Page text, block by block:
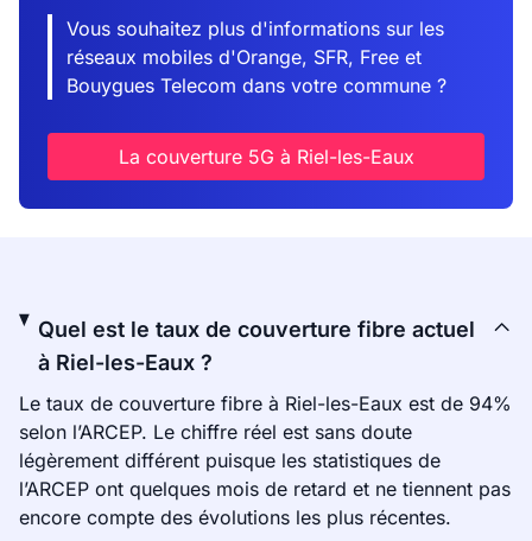
Vous souhaitez plus d'informations sur les
réseaux mobiles d'Orange, SFR, Free et
Bouygues Telecom dans votre commune ?
La couverture 5G à Riel-les-Eaux
Quel est le taux de couverture fibre actuel
à Riel-les-Eaux ?
Le taux de couverture fibre à Riel-les-Eaux est de 94%
selon l’ARCEP. Le chiffre réel est sans doute
légèrement différent puisque les statistiques de
l’ARCEP ont quelques mois de retard et ne tiennent pas
encore compte des évolutions les plus récentes.